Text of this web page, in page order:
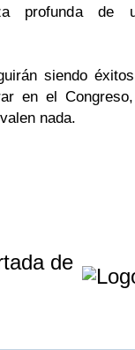
profunda de
siendo
en el
nada.
de